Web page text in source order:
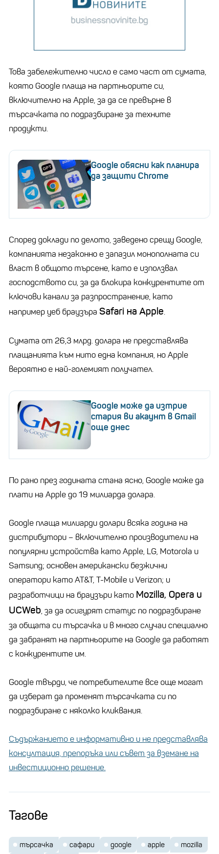
Това забележително число е само част от сумата,
която Google плаща на партньорите си,
включително на Apple, за да се превърне в
търсачката по подразбиране за техните
продукти.
Google обясни как планира
да защити Chrome
Според доклади по делото, заведено срещу Google,
компанията незаконно е запазил монополната си
власт в общото търсене, като е използвал
господството си, за да блокира конкурентите от
ключови канали за разпространение, като
например уеб браузъра Safari на Apple.
Сумата от 26,3 млрд. долара не представлява
плащанията към нито една компания, но Apple
вероятно е най-големият получател.
Google може да изтрие
стария ви акаунт в Gmail
още днес
По рано през годината стана ясно, Google може да
плати на Apple до 19 милиарда долара.
Google плаща милиарди долари всяка година на
дистрибутори – включително производители на
популярни устройства като Apple, LG, Motorola и
Samsung; основен американски безжични
оператори като AT&T, T-Mobile и Verizon; и
разработчици на браузъри като Mozilla, Opera и
UCWeb, за да осигурят статус по подразбиране
за общата си търсачка и в много случаи специално
да забранят на партньорите на Google да работят
с конкурентите им.
Google твърди, че потребителите все още могат
да изберат да променят търсачката си по
подразбиране с няколко кликвания.
Съдържанието е информативно и не представлява
консултация, препоръка или съвет за вземане на
инвестиционно решение.
Тагове
търсачка сафари google apple mozilla